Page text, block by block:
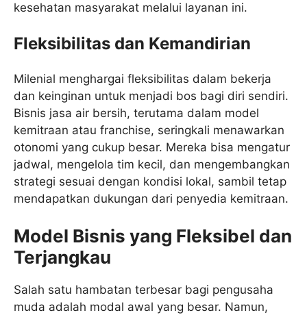
kesehatan masyarakat melalui layanan ini.
Fleksibilitas dan Kemandirian
Milenial menghargai fleksibilitas dalam bekerja
dan keinginan untuk menjadi bos bagi diri sendiri.
Bisnis jasa air bersih, terutama dalam model
kemitraan atau franchise, seringkali menawarkan
otonomi yang cukup besar. Mereka bisa mengatur
jadwal, mengelola tim kecil, dan mengembangkan
strategi sesuai dengan kondisi lokal, sambil tetap
mendapatkan dukungan dari penyedia kemitraan.
Model Bisnis yang Fleksibel dan
Terjangkau
Salah satu hambatan terbesar bagi pengusaha
muda adalah modal awal yang besar. Namun,